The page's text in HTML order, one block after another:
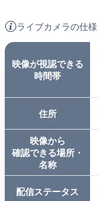
ライブカメラの仕様
映像が視認できる
時間帯
住所
映像から
確認できる場所・
名称
配信ステータス